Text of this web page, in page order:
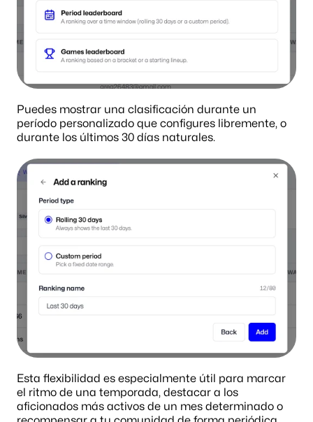
Puedes mostrar una clasificación durante un
período personalizado que configures libremente, o
durante los últimos 30 días naturales.
Esta flexibilidad es especialmente útil para marcar
el ritmo de una temporada, destacar a los
aficionados más activos de un mes determinado o